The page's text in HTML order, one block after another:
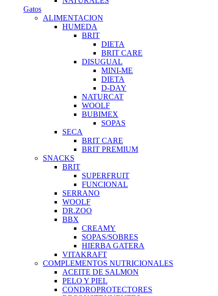
Gatos
ALIMENTACION
HUMEDA
BRIT
DIETA
BRIT CARE
DISUGUAL
MINI-ME
DIETA
D-DAY
NATURCAT
WOOLF
BUBIMEX
SOPAS
SECA
BRIT CARE
BRIT PREMIUM
SNACKS
BRIT
SUPERFRUIT
FUNCIONAL
SERRANO
WOOLF
DR.ZOO
BBX
CREAMY
SOPAS/SOBRES
HIERBA GATERA
VITAKRAFT
COMPLEMENTOS NUTRICIONALES
ACEITE DE SALMON
PELO Y PIEL
CONDROPROTECTORES